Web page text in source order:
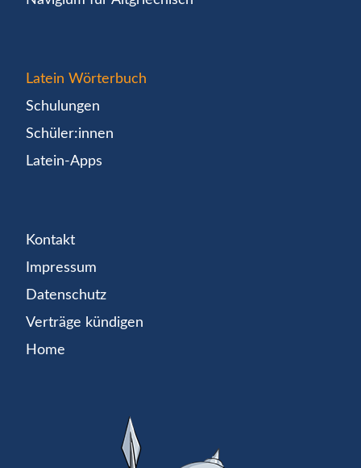
Latein Wörterbuch
Schulungen
Schüler:innen
Latein-Apps
Kontakt
Impressum
Datenschutz
Verträge kündigen
Home